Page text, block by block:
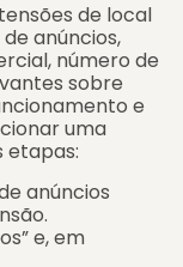
de local
anúncios,
número de
sobre
e
uma
etapas:
anúncios
e, em